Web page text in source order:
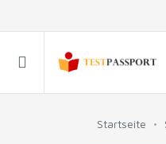
Startseite